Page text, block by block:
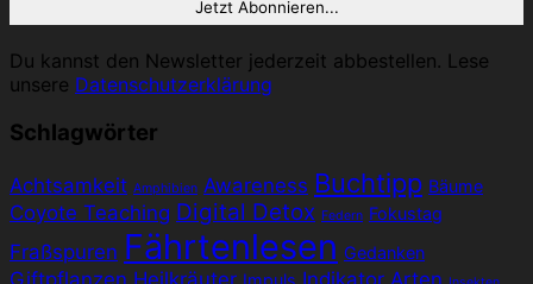
Du kannst den Newsletter jederzeit abbestellen. Lese
unsere Datenschutzerklärung
Schlagwörter
Achtsamkeit Amphibien Awareness Buchtipp Bäume
Coyote Teaching Digital Detox Federn Fokustag
Fraßspuren Fährtenlesen Gedanken